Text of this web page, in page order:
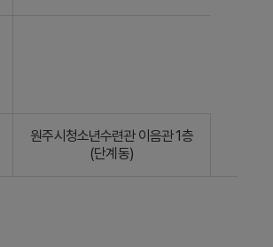
원주시청소년수련관 이음관 1층
(단계동)